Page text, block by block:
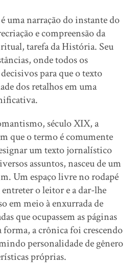
uma narração do instante do
e compreensão da
tarefa da História. Seu
onde todos os
para que o texto
dos retalhos em uma
século XIX, a
que o termo é comumente
um texto jornalístico
assuntos, nasceu de um
Um espaço livre no rodapé
o leitor e a dar-lhe
em meio à enxurrada de
que ocupassem as páginas
forma, a crônica foi crescendo
personalidade de gênero
próprias.